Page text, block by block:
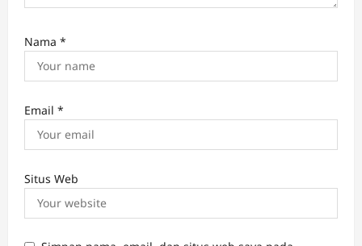
Nama *
Email *
Situs Web